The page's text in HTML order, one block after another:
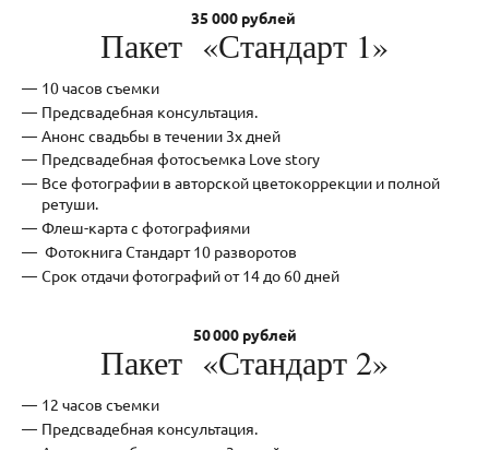
35 000 рублей
Пакет «Стандарт 1»
10 часов съемки
Предсвадебная консультация.
Анонс свадьбы в течении 3х дней
Предсвадебная фотосъемка Love storу
Все фотографии в авторской цветокоррекции и полной
ретуши.
Флеш-карта с фотографиями
Фотокнига Стандарт 10 разворотов
Срок отдачи фотографий от 14 до 60 дней
50 000 рублей
Пакет «Стандарт 2»
12 часов съемки
Предсвадебная консультация.